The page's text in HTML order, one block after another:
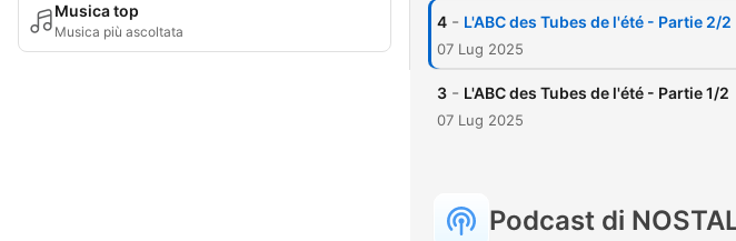
Musica top
Musica più ascoltata
4 - L'ABC des Tubes de l'été - Partie 2/2
07 Lug 2025
3 - L'ABC des Tubes de l'été - Partie 1/2
07 Lug 2025
Podcast di